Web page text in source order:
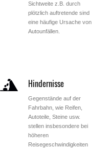
Sichtweite z.B. durch
plötzlich auftretende sind
eine häufige Ursache von
Autounfällen.
Hindernisse
Gegenstände auf der
Fahrbahn, wie Reifen,
Autoteile, Steine usw.
stellen insbesondere bei
höheren
Reisegeschwindigkeiten